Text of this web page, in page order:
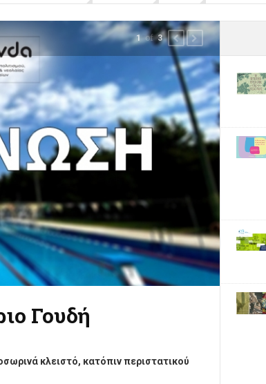
Γουδή
(ΟΠΑΝΔΑ) σας ενημερώνει ότι το
βανδαλισμού.
2of3 PREVIOUS
NEXT